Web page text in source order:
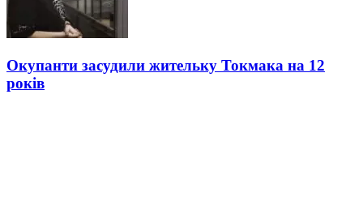
Окупанти засудили жительку Токмака на 12
років